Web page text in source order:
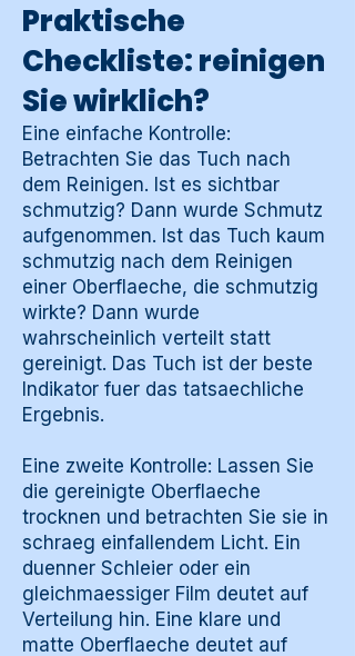
Praktische
Checkliste: reinigen
Sie wirklich?
Eine einfache Kontrolle:
Betrachten Sie das Tuch nach
dem Reinigen. Ist es sichtbar
schmutzig? Dann wurde Schmutz
aufgenommen. Ist das Tuch kaum
schmutzig nach dem Reinigen
einer Oberflaeche, die schmutzig
wirkte? Dann wurde
wahrscheinlich verteilt statt
gereinigt. Das Tuch ist der beste
Indikator fuer das tatsaechliche
Ergebnis.
Eine zweite Kontrolle: Lassen Sie
die gereinigte Oberflaeche
trocknen und betrachten Sie sie in
schraeg einfallendem Licht. Ein
duenner Schleier oder ein
gleichmaessiger Film deutet auf
Verteilung hin. Eine klare und
matte Oberflaeche deutet auf